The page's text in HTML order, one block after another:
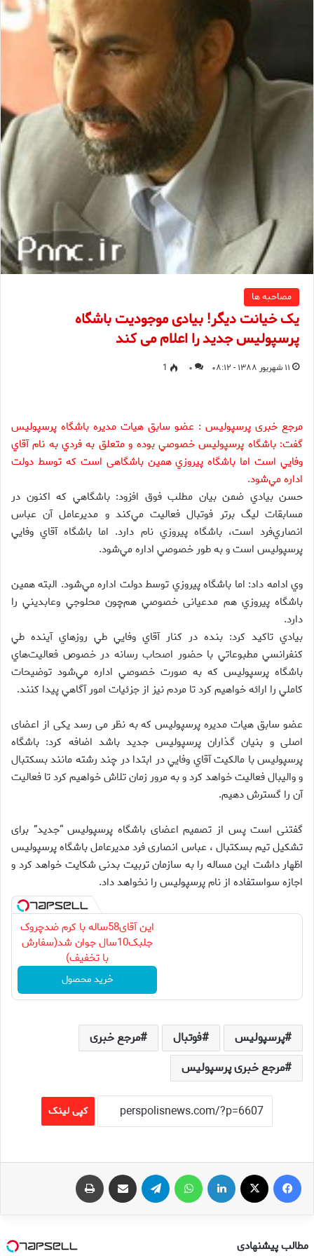
مصاحبه ها
یک خیانت دیگر! بیادی موجودیت باشگاه
پرسپولیس جدید را اعلام می کند
۱۱ شهریور ۱۳۸۸ - ۰۸:۱۲ ۰ 1
مرجع خبری پرسپولیس : عضو سابق هيات مديره باشگاه پرسپوليس
گفت: باشگاه پرسپوليس خصوصي بوده و متعلق به فردي به نام آقاي
وفايي است اما باشگاه پيروزي همين باشگاهی است كه توسط دولت
اداره مي‌شود.
حسن بيادي ضمن بيان مطلب فوق افزود: باشگاهي كه اكنون در
مسابقات ليگ برتر فوتبال فعاليت مي‌كند و مديرعامل آن عباس
انصاري‌فرد است، باشگاه پيروزي نام دارد. اما باشگاه آقاي وفايي
پرسپوليس است و به طور خصوصي اداره مي‌شود.
وي ادامه داد: اما باشگاه پيروزي توسط دولت اداره مي‌شود. البته همين
باشگاه پيروزي هم مدعيانی خصوصي هم‌چون محلوجي وعابديني را
دارد.
بيادي تاكيد كرد: بنده در كنار آقاي وفايي طي روزهاي آينده طي
كنفرانسي مطبوعاتي با حضور اصحاب رسانه در خصوص فعاليت‌هاي
باشگاه پرسپوليس كه به صورت خصوصي اداره مي‌شود توضيحات
كاملي را ارائه خواهيم كرد تا مردم نيز از جزئيات امور آگاهي پيدا كنند.
عضو سابق هيات مديره پرسپوليس که به نظر می رسد یکی از اعضای
اصلی و بنیان گذاران پرسپولیس جدید باشد اضافه كرد: باشگاه
پرسپوليس با مالكيت آقاي وفايي در ابتدا در چند رشته مانند بسكتبال
و واليبال فعاليت خواهد كرد و به مرور زمان تلاش خواهيم كرد تا فعاليت
آن را گسترش دهيم.
گفتنی است پس از تصمیم اعضای باشگاه پرسپولیس “جدید” برای
تشکیل تیم بسکتبال ، عباس انصاری فرد مدیرعامل باشگاه پرسپولیس
اظهار داشت این مساله را به سازمان تربیت بدنی شکایت خواهد کرد و
اجازه سواستفاده از نام پرسپولیس را نخواهد داد.
این آقای58ساله با کرم ضدچروک
جلبک10سال جوان شد(سفارش
با تخفیف)
خرید محصول
پرسپولیس فوتبال
مرجع خبری
مرجع خبری پرسپولیس
کپی لینک
فیس بوک لینکدین تلگرام اشتراک گذاری از طریق ایمیل
مطالب پیشنهادی